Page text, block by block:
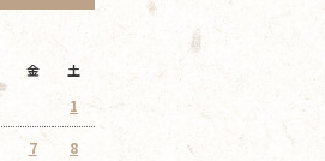
金 土
1
7 8